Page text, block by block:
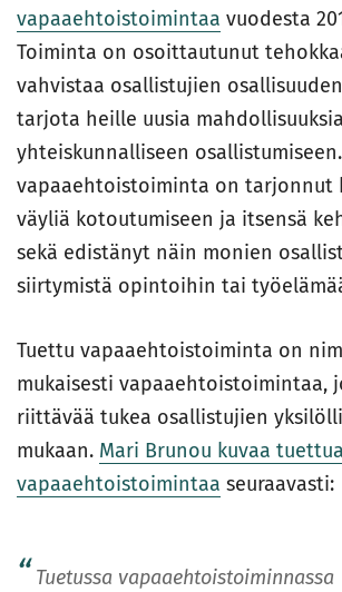
vapaaehtoistoimintaa vuodesta
Toiminta on osoittautunut
vahvistaa osallistujien
tarjota heille uusia mahdollisuuksia
yhteiskunnalliseen
vapaaehtoistoiminta on tarjonnut
väyliä kotoutumiseen ja itsensä
sekä edistänyt näin monien
siirtymistä opintoihin tai
Tuettu vapaaehtoistoiminta on
mukaisesti vapaaehtoistoimintaa,
riittävää tukea osallistujien
mukaan. Mari Brunou kuvaa tuettua
vapaaehtoistoimintaa seuraavasti:
Tuetussa vapaaehtoistoiminnassa